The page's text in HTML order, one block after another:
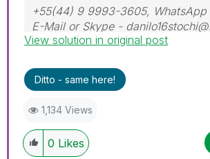
+55(44) 9 9993-3605, WhatsApp
E-Mail or Skype -
View solution in original post
Ditto - same here!
1,134 Views
0 Likes